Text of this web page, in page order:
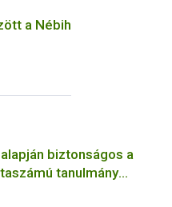
a Nébih
biztonságos a
tanulmány